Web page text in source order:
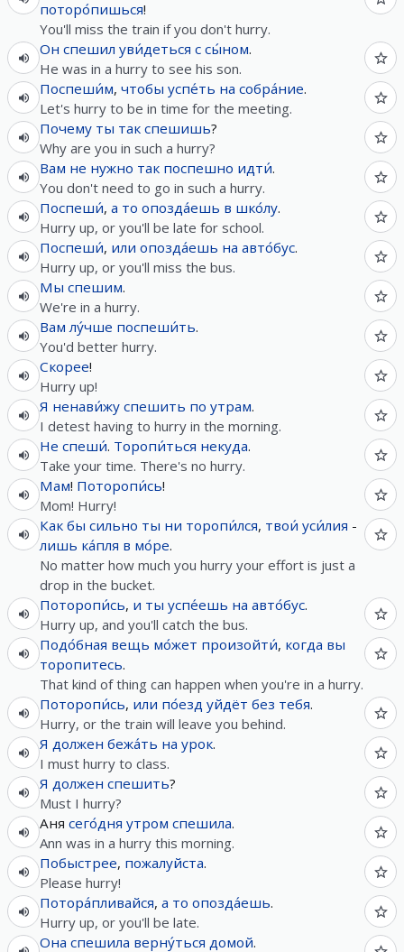
поторо́пишься!
You'll miss the train if you don't hurry.
Он спешил уви́деться с сы́ном.
He was in a hurry to see his son.
Поспеши́м, чтобы успе́ть на собра́ние.
Let's hurry to be in time for the meeting.
Почему ты так спешишь?
Why are you in such a hurry?
Вам не нужно так поспешно идти́.
You don't need to go in such a hurry.
Поспеши́, а то опозда́ешь в шко́лу.
Hurry up, or you'll be late for school.
Поспеши́, или опозда́ешь на авто́бус.
Hurry up, or you'll miss the bus.
Мы спешим.
We're in a hurry.
Вам лу́чше поспеши́ть.
You'd better hurry.
Скорее!
Hurry up!
Я ненави́жу спешить по утрам.
I detest having to hurry in the morning.
Не спеши́. Торопи́ться некуда.
Take your time. There's no hurry.
Мам! Поторопи́сь!
Mom! Hurry!
Как бы сильно ты ни торопи́лся, твои́ уси́лия -
лишь ка́пля в мо́ре.
No matter how much you hurry your effort is just a
drop in the bucket.
Поторопи́сь, и ты успе́ешь на авто́бус.
Hurry up, and you'll catch the bus.
Подо́бная вещь мо́жет произойти́, когда вы
торопитесь.
That kind of thing can happen when you're in a hurry.
Поторопи́сь, или по́езд уйдёт без тебя.
Hurry, or the train will leave you behind.
Я должен бежа́ть на урок.
I must hurry to class.
Я должен спешить?
Must I hurry?
Аня сего́дня утром спешила.
Ann was in a hurry this morning.
Побыстрее, пожалуйста.
Please hurry!
Потора́пливайся, а то опозда́ешь.
Hurry up, or you'll be late.
Она спешила верну́ться домой.